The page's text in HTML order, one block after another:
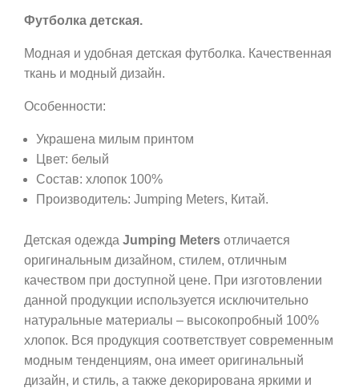
Футболка детская.
Модная и удобная детская футболка. Качественная
ткань и модный дизайн.
Особенности:
Украшена милым принтом
Цвет: белый
Состав: хлопок 100%
Производитель: Jumping Meters, Китай.
Детская одежда Jumping Meters отличается
оригинальным дизайном, стилем, отличным
качеством при доступной цене. При изготовлении
данной продукции используется исключительно
натуральные материалы – высокопробный 100%
хлопок. Вся продукция соответствует современным
модным тенденциям, она имеет оригинальный
дизайн, и стиль, а также декорирована яркими и